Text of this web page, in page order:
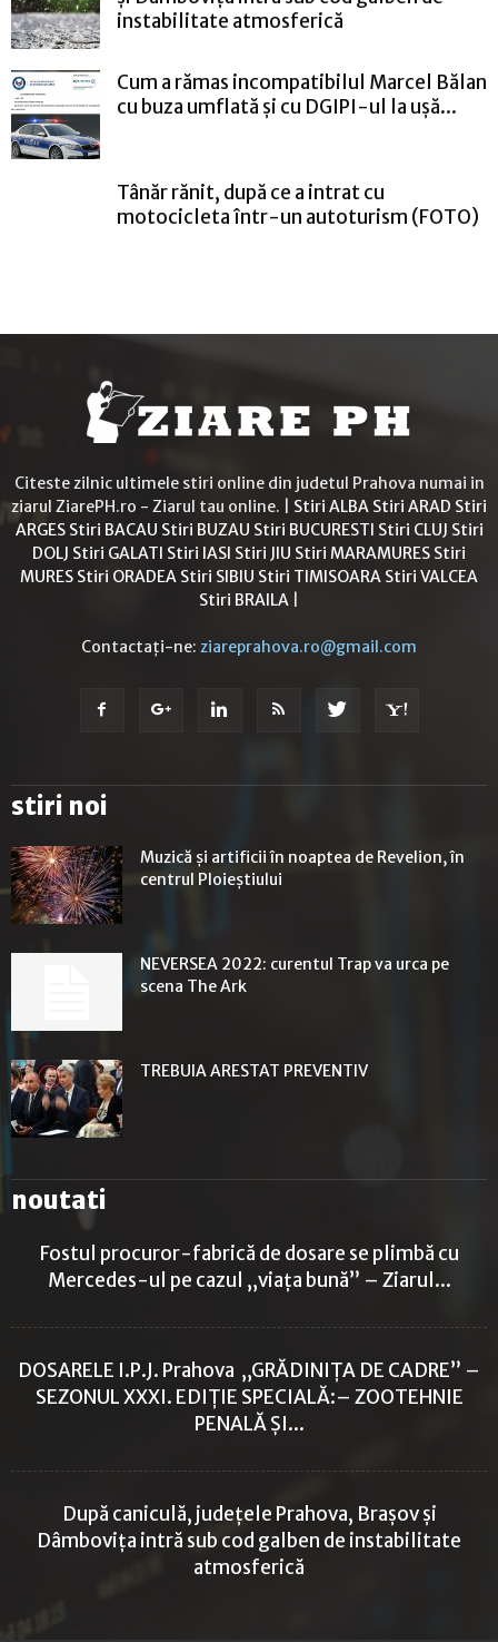
instabilitate atmosferică
Cum a rămas incompatibilul Marcel Bălan
cu buza umflată și cu DGIPI-ul la ușă...
Tânăr rănit, după ce a intrat cu
motocicleta într-un autoturism (FOTO)
Citeste zilnic ultimele stiri online din judetul Prahova numai in
ziarul ZiarePH.ro - Ziarul tau online. | Stiri ALBA Stiri ARAD Stiri
ARGES Stiri BACAU Stiri BUZAU Stiri BUCURESTI Stiri CLUJ Stiri
DOLJ Stiri GALATI Stiri IASI Stiri JIU Stiri MARAMURES Stiri
MURES Stiri ORADEA Stiri SIBIU Stiri TIMISOARA Stiri VALCEA
Stiri BRAILA
Contactați-ne: ziareprahova.ro@gmail.com
stiri noi
Muzică și artificii în noaptea de Revelion, în
centrul Ploieștiului
NEVERSEA 2022: curentul Trap va urca pe
scena The Ark
TREBUIA ARESTAT PREVENTIV
noutati
Fostul procuror-fabrică de dosare se plimbă cu
Mercedes-ul pe cazul „viața bună” – Ziarul...
DOSARELE I.P.J. Prahova „GRĂDINIȚA DE CADRE” –
SEZONUL XXXI. EDIȚIE SPECIALĂ:– ZOOTEHNIE
PENALĂ ȘI...
După caniculă, județele Prahova, Brașov și
Dâmbovița intră sub cod galben de instabilitate
atmosferică